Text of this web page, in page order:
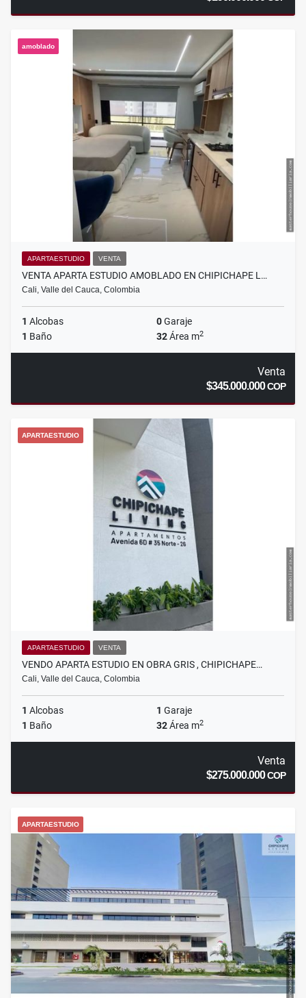
amoblado
APARTAESTUDIO VENTA
VENTA APARTA ESTUDIO AMOBLADO EN CHIPICHAPE L…
Cali, Valle del Cauca, Colombia
1 Alcobas 0Garaje
1 Baño 32Área m2
Venta
$345.000.000COP
APARTAESTUDIO
APARTAESTUDIO VENTA
VENDO APARTA ESTUDIO EN OBRA GRIS , CHIPICHAPE…
Cali, Valle del Cauca, Colombia
1 Alcobas 1 Garaje
1 Baño 32Área m2
Venta
$275.000.000COP
APARTAESTUDIO